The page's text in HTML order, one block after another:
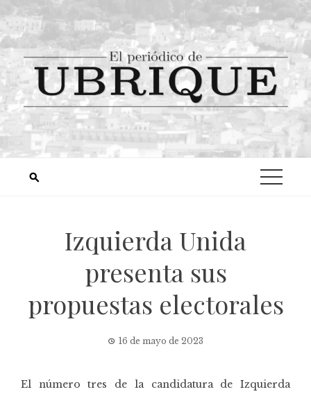
Izquierda Unida
presenta sus
propuestas electorales
16 de mayo de 2023
El número tres de la candidatura de Izquierda